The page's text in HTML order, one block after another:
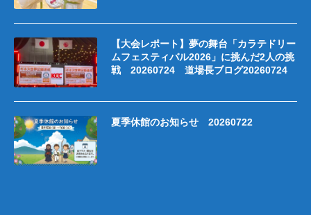
【大会レポート】夢の舞台「カラテドリー
ムフェスティバル2026」に挑んだ2人の挑
戦 20260724 道場長ブログ20260724
夏季休館のお知らせ 20260722